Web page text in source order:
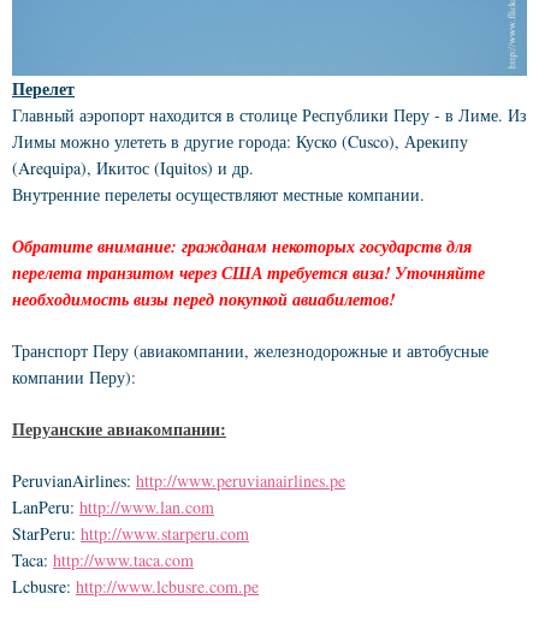
Перелет
Главный аэропорт находится в столице Республики Перу - в Лиме. Из
Лимы можно улететь в другие города: Куско (Cusco), Арекипу
(Arequipa), Икитос (Iquitos) и др.
Внутренние перелеты осуществляют местные компании.
Обратите внимание: гражданам некоторых государств для
перелета транзитом через США требуется виза! Уточняйте
необходимость визы перед покупкой авиабилетов!
Транспорт Перу (авиакомпании, железнодорожные и автобусные
компании Перу):
Перуанские авиакомпании:
PeruvianAirlines: http://www.peruvianairlines.pe
LanPeru: http://www.lan.com
StarPeru: http://www.starperu.com
Taca: http://www.taca.com
Lcbusre: http://www.lcbusre.com.pe